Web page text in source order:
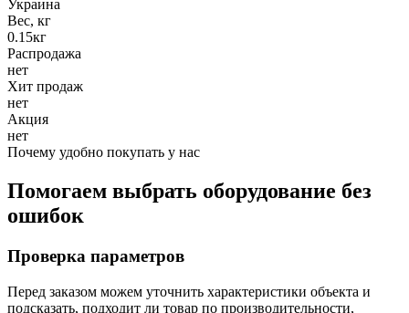
Украина
Вес, кг
0.15кг
Распродажа
нет
Хит продаж
нет
Акция
нет
Почему удобно покупать у нас
Помогаем выбрать оборудование без
ошибок
Проверка параметров
Перед заказом можем уточнить характеристики объекта и
подсказать, подходит ли товар по производительности,